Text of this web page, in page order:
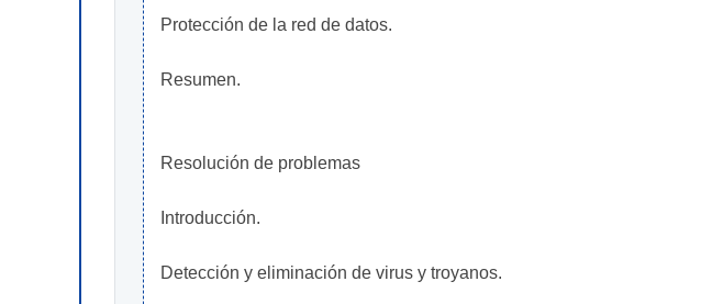
Protección de la red de datos.
Resumen.
Resolución de problemas
Introducción.
Detección y eliminación de virus y troyanos.